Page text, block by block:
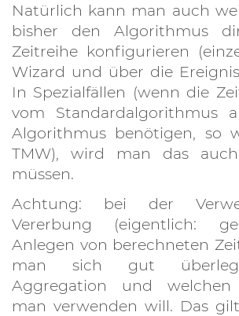
Natürlich kann man auch
bisher den Algorithmus
Zeitreihe konfigurieren
Wizard und über die
In Spezialfällen (wenn die
vom Standardalgorithmus
Algorithmus benötigen, so
TMW), wird man das
müssen.
Achtung: bei der
Vererbung (eigentlich:
Anlegen von berechneten
man sich gut
Aggregation und welchen
man verwenden will. Das